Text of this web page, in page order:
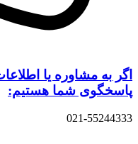
اگر به مشاوره یا
پاسخگوی شما هستیم:
021-55244333